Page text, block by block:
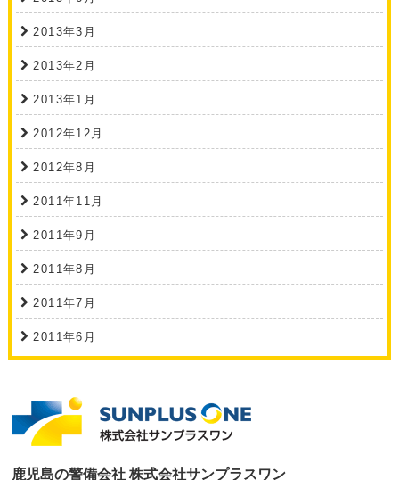
2013年3月
2013年2月
2013年1月
2012年12月
2012年8月
2011年11月
2011年9月
2011年8月
2011年7月
2011年6月
鹿児島の警備会社 株式会社サンプラスワン